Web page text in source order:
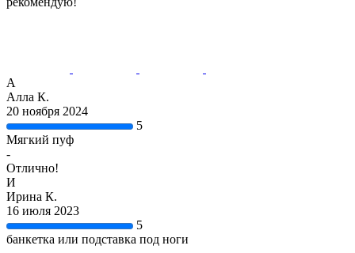
А
Алла К.
20 ноября 2024
5
Мягкий пуф
-
Отлично!
И
Ирина К.
16 июля 2023
5
банкетка или подставка под ноги